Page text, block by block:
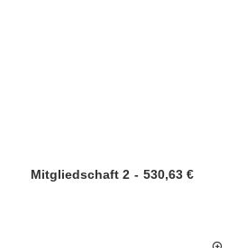
Mitgliedschaft 2 530,63 €